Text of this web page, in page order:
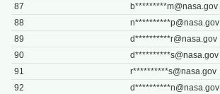
87
b*********m@nasa.gov
88
n**********p@nasa.gov
89
d**********r@nasa.gov
90
d**********s@nasa.gov
91
r**********s@nasa.gov
92
d**********n@nasa.gov